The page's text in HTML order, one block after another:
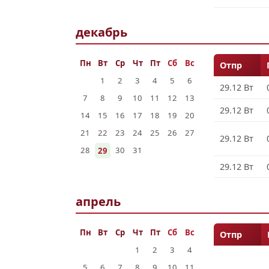
декабрь
Пн Вт Ср Чт Пт Сб
Вс
1
2 3 4 5
6
7
8 9 10 11 12
13
14
15 16 17 18 19
20
21
22 23 24 25 26
27
28
29 30 31
Отпр
29.12 Вт
29.12 Вт
29.12 Вт
29.12 Вт
апрель
Пн Вт Ср Чт Пт Сб
Вс
1
2 3
4
Отпр